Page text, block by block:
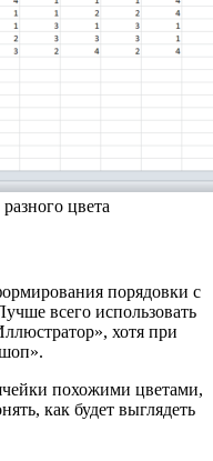
цвета
порядовки с
всего использовать
хотя при
похожими цветами,
как будет выглядеть